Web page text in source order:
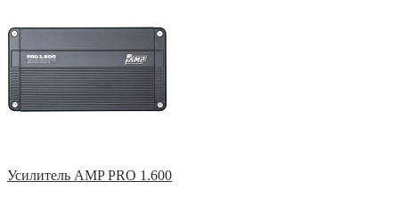
Усилитель AMP PRO 1.600